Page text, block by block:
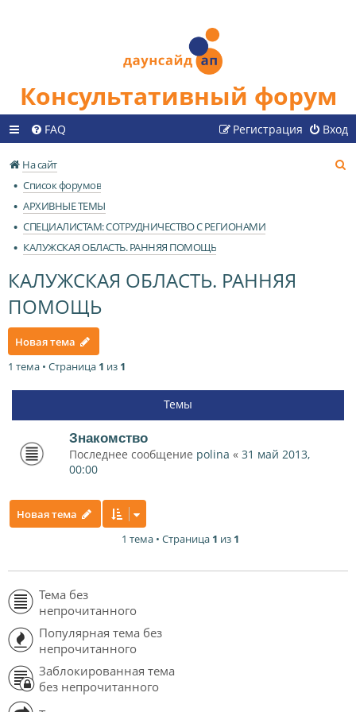
Консультативный форум
FAQ Вход
Регистрация
На сайт
Список форумов
АРХИВНЫЕ ТЕМЫ
СПЕЦИАЛИСТАМ: СОТРУДНИЧЕСТВО С РЕГИОНАМИ
КАЛУЖСКАЯ ОБЛАСТЬ. РАННЯЯ ПОМОЩЬ
КАЛУЖСКАЯ ОБЛАСТЬ. РАННЯЯ
ПОМОЩЬ
Новая тема
1 тема • Страница 1 из 1
Темы
Знакомство
Последнее сообщение polina « 31 май 2013,
00:00
Новая тема
1 тема • Страница 1 из 1
Тема без
непрочитанного
Популярная тема без
непрочитанного
Заблокированная тема
без непрочитанного